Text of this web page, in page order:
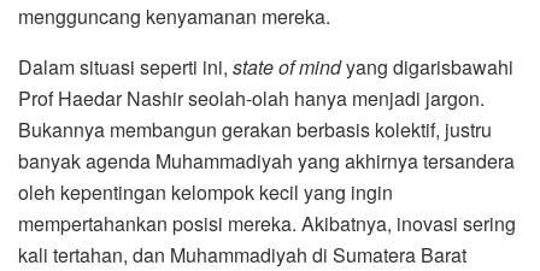
mengguncang kenyamanan mereka.
Dalam situasi seperti ini, state of mindyang digarisbawahi
Prof Haedar Nashir seolah-olah hanya menjadi jargon.
Bukannya membangun gerakan berbasis kolektif, justru
banyak agenda Muhammadiyah yang akhirnya tersandera
oleh kepentingan kelompok kecil yang ingin
mempertahankan posisi mereka. Akibatnya, inovasi sering
kali tertahan, dan Muhammadiyah di Sumatera Barat